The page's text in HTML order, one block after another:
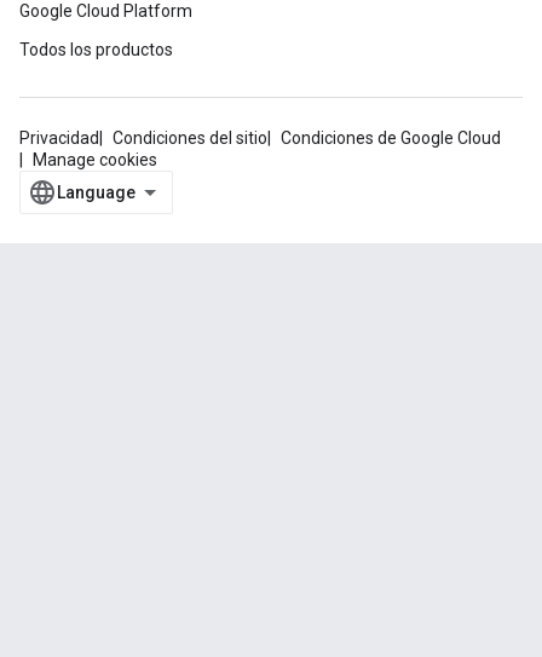
Google Cloud Platform
Todos los productos
Privacidad Condiciones del sitio
Condiciones de Google Cloud
Manage cookies